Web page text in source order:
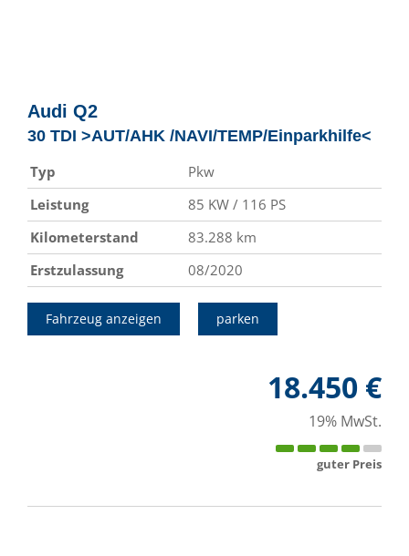
Audi Q2
30 TDI >AUT/AHK /NAVI/TEMP/Einparkhilfe<
Typ
Pkw
Leistung
85 KW / 116 PS
Kilometerstand
83.288 km
Erstzulassung
08/2020
Fahrzeug anzeigen parken
18.450 €
19% MwSt.
guter Preis